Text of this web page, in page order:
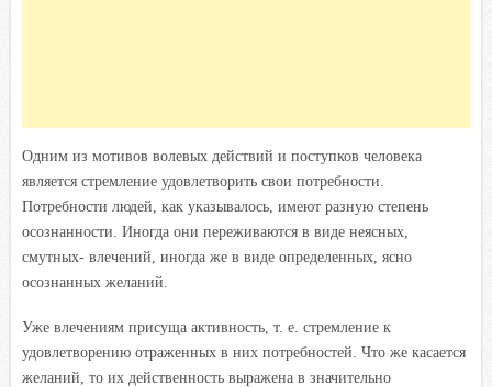
Одним из мотивов волевых действий и поступков человека
является стремление удовлетворить свои потребности.
Потребности людей, как указывалось, имеют разную степень
осознанности. Иногда они переживаются в виде неясных,
смутных- влечений, иногда же в виде определенных, ясно
осознанных желаний.
Уже влечениям присуща активность, т. е. стремление к
удовлетворению отраженных в них потребностей. Что же касается
желаний, то их действенность выражена в значительно